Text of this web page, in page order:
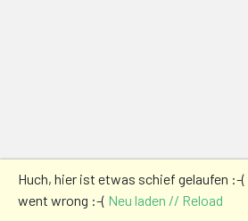
Huch, hier ist etwas schief gelaufen :-
went wrong :-( Neu laden // Reload